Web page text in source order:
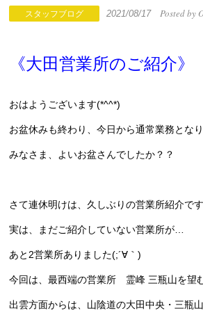
スタッフブログ 2021/08/17Posted by
《大田営業所のご紹介》
おはようございます(*^^*)
お盆休みも終わり、今日から通常業務となり
みなさま、よいお盆さんでしたか？？
さて連休明けは、久しぶりの営業所紹介で
実は、まだご紹介していない営業所が…
あと2営業所ありました(;´∀｀)
今回は、最西端の営業所 霊峰 三瓶山を望
出雲方面からは、山陰道の大田中央・三瓶